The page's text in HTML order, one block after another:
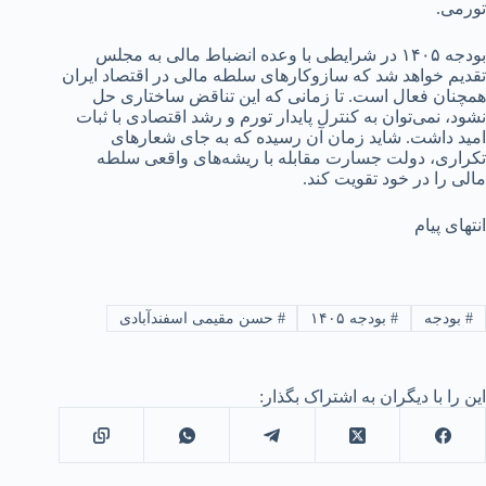
تورمی.
بودجه ۱۴۰۵ در شرایطی با وعده انضباط مالی به مجلس
تقدیم خواهد شد که سازوکارهای سلطه مالی در اقتصاد ایران
همچنان فعال است. تا زمانی که این تناقض ساختاری حل
نشود، نمی‌توان به کنترل پایدار تورم و رشد اقتصادی با ثبات
امید داشت. شاید زمان آن رسیده که به جای شعارهای
تکراری، دولت جسارت مقابله با ریشه‌های واقعی سلطه
مالی را در خود تقویت کند.
انتهای پیام
#بودجه #بودجه ۱۴۰۵ # حسن مقیمی اسفندآبادی
این را با دیگران به اشتراک بگذار: